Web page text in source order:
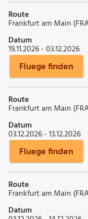
Route
Frankfurt am Main
Datum
19.11.2026 - 03.12.2026
Fluege finden
Route
Frankfurt am Main
Datum
03.12.2026 - 13.12.2026
Fluege finden
Route
Frankfurt am Main
Datum